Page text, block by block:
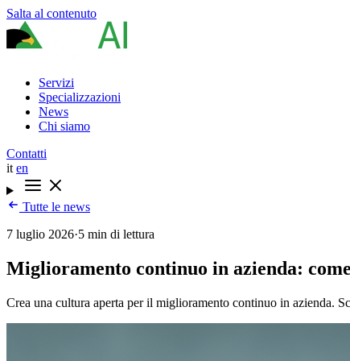
Salta al contenuto
Servizi
Specializzazioni
News
Chi siamo
Contatti
it en
Tutte le news
7 luglio 2026·5 min di lettura
Miglioramento continuo in azienda:
Crea una cultura aperta per il miglioramento continuo in azienda.